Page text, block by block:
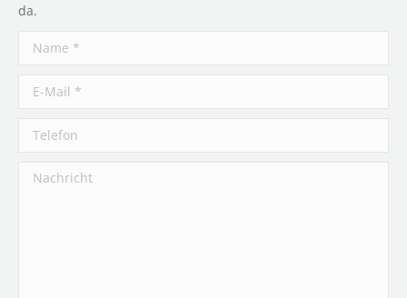
da.
Name *
E-Mail *
Telefon
Nachricht